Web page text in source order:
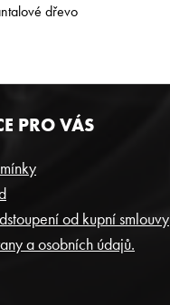
dřevo
PRO VÁS
od kupní smlouvy
a osobních údajů.